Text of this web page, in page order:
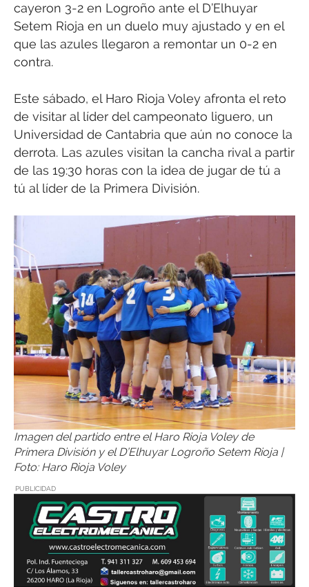
cayeron 3-2 en Logroño ante el D’Elhuyar
Setem Rioja en un duelo muy ajustado y en el
que las azules llegaron a remontar un 0-2 en
contra.
Este sábado, el Haro Rioja Voley afronta el reto
de visitar al líder del campeonato liguero, un
Universidad de Cantabria que aún no conoce la
derrota. Las azules visitan la cancha rival a partir
de las 19:30 horas con la idea de jugar de tú a
tú al líder de la Primera División.
Imagen del partido entre el Haro Rioja Voley de
Primera División y el D’Elhuyar Logroño Setem Rioja |
Foto: Haro Rioja Voley
PUBLICIDAD